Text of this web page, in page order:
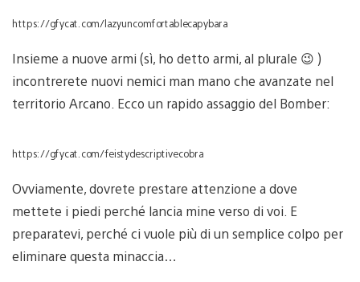
https://gfycat.com/lazyuncomfortablecapybara
Insieme a nuove armi (sì, ho detto armi, al plurale 😉 )
incontrerete nuovi nemici man mano che avanzate nel
territorio Arcano. Ecco un rapido assaggio del Bomber:
https://gfycat.com/feistydescriptivecobra
Ovviamente, dovrete prestare attenzione a dove
mettete i piedi perché lancia mine verso di voi. E
preparatevi, perché ci vuole più di un semplice colpo per
eliminare questa minaccia…